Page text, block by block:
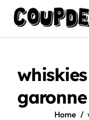
content
garonne
Home